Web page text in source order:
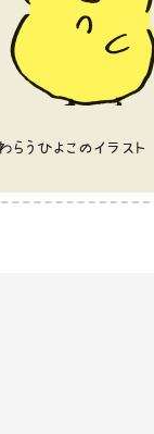
らうひよこのイラスト